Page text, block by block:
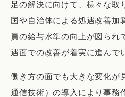
足の解決に向けて、様々な取
国や自治体による処遇改善
員の給与水準の向上が図られ
遇面での改善が着実に進んで
働き方の面でも大きな変化が
通信技術）の導入により事務